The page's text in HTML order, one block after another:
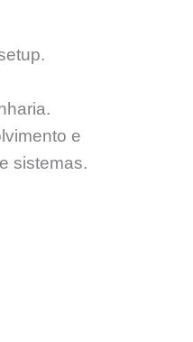
e
sistemas.